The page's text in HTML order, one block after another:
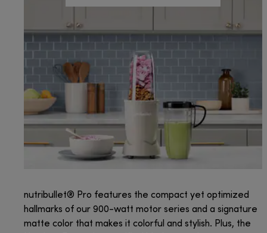
nutribullet® Pro features the compact yet optimized
hallmarks of our 900-watt motor series and a signature
matte color that makes it colorful and stylish. Plus, the